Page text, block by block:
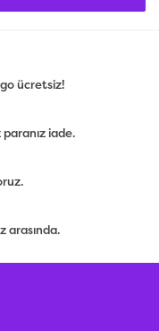
ücretsiz!
iade.
arasında.